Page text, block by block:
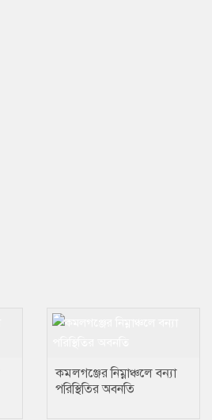
কমলগঞ্জের নিম্নাঞ্চলে বন্যা
পরিস্থিতির অবনতি